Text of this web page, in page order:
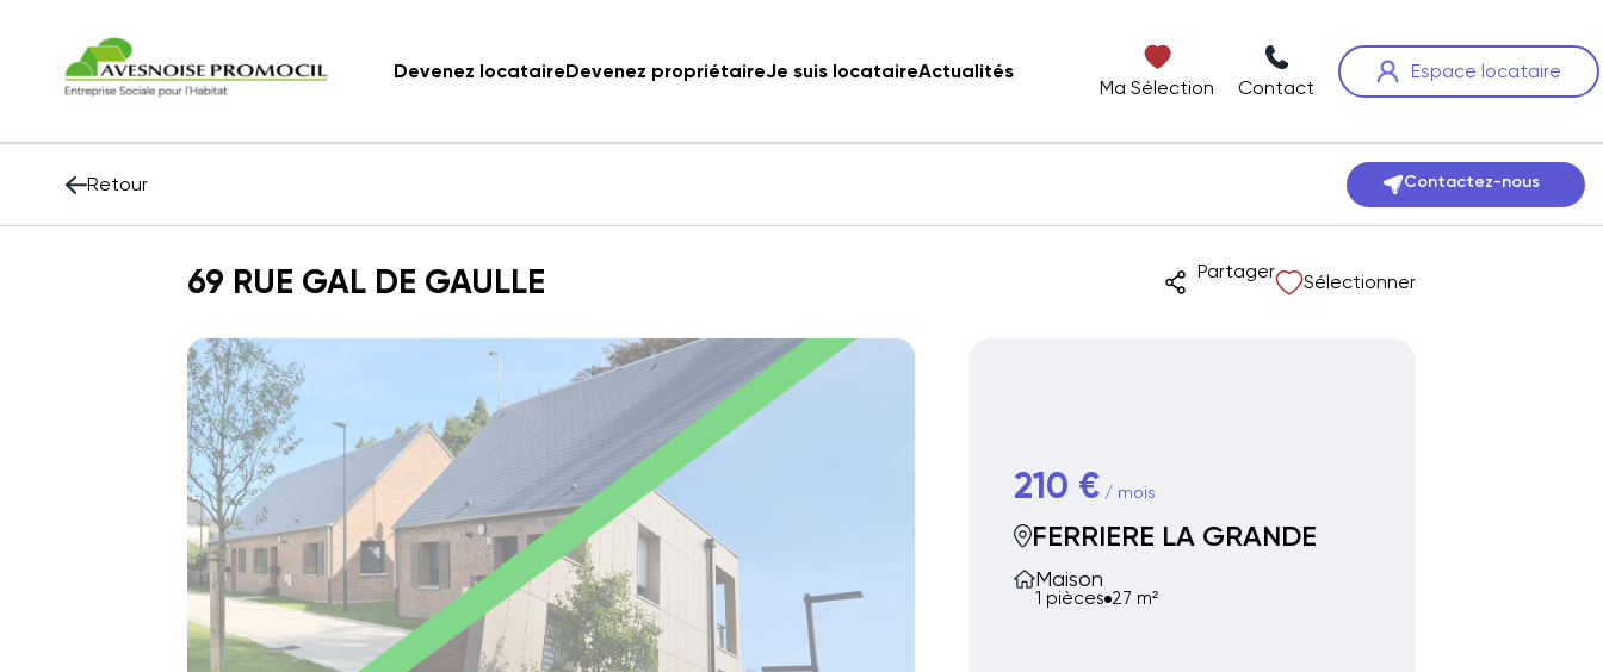
Devenez locataireDevenez propriétaireJe suis locataireActualités
Ma Sélection Contact
Espace locataire
Retour Contactez-nous
69 RUE GAL DE GAULLE Partager Sélectionner
210 €/ mois
FERRIERE LA GRANDE
Maison
1 pièces 27 m²